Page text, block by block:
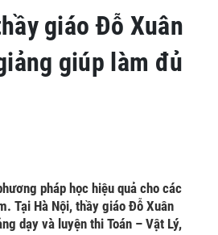
giáo Đỗ Xuân
giúp làm đủ
pháp học hiệu quả cho các
Tại Hà Nội, thầy giáo Đỗ Xuân
dạy và luyện thi Toán – Vật Lý,